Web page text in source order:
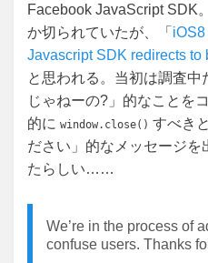
Facebook JavaScript SDK
か切られていたが、「
Javascript SDK redirects to
と思われる。当初は調査
じゃねーの?」的なことを
的に window.close() すべき
ださい」的なメッセージ
たらしい……
We’re in the process of
confuse users. Thanks